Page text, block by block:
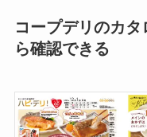
コープデリのカ
ら確認できる